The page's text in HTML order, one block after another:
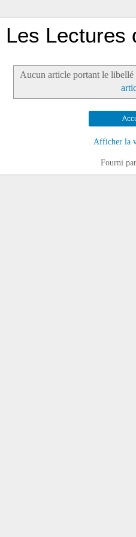
Les Lectures
Aucun article portant le libellé
Afficher la
Fourni par